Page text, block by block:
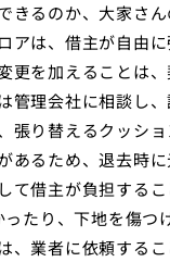
きるのか、大家さ
アは、借主が自由
更を加えることは
管理会社に相談し
張り替えるクッシ
あるため、退去時
借主が負担するこ
たり、下地を傷つ
、業者に依頼する